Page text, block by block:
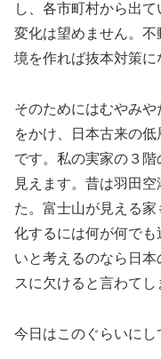
し、各市町村から出
変化は望めません。
境を作れば抜本対策に
そのためにはむやみ
をかけ、日本古来の
です。私の実家の３
見えます。昔は羽田
た。富士山が見える
化するには何が何で
いと考えるのなら日
スに欠けると言わてし
今日はこのぐらいにし